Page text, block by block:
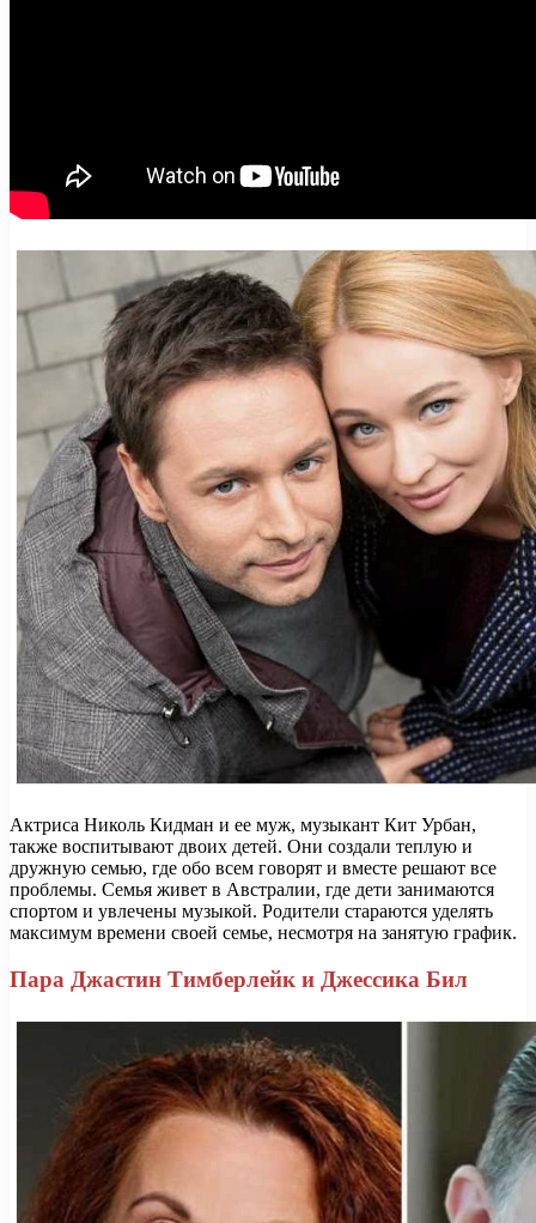
Актриса Николь Кидман и ее муж, музыкант Кит Урбан,
также воспитывают двоих детей. Они создали теплую и
дружную семью, где обо всем говорят и вместе решают все
проблемы. Семья живет в Австралии, где дети занимаются
спортом и увлечены музыкой. Родители стараются уделять
максимум времени своей семье, несмотря на занятую график.
Пара Джастин Тимберлейк и Джессика Бил